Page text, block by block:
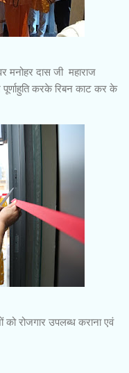
मनोहर दास जी महाराज
पूर्णाहुति करके रिबन काट कर के
को रोजगार उपलब्ध कराना एवं